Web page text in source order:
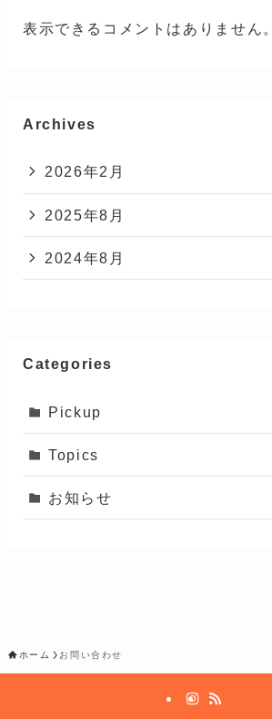
表示できるコメントはありません。
Archives
2026年2月
2025年8月
2024年8月
Categories
Pickup
Topics
お知らせ
ホーム お問い合わせ